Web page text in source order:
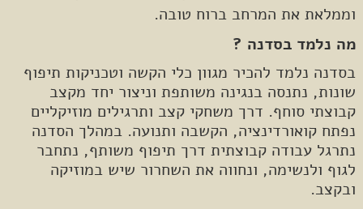
וממלאת את המרחב ברוח טובה.
מה נלמד בסדנה ?
בסדנה נלמד להכיר מגוון כלי הקשה וטכניקות תיפוף
שונות, נתנסה בנגינה משותפת וניצור יחד מקצב
קבוצתי סוחף. דרך משחקי קצב ותרגילים מוזיקליים
נפתח קואורדינציה, הקשבה ותנועה. במהלך הסדנה
נתרגל עבודה קבוצתית דרך תיפוף משותף, נתחבר
לגוף ולנשימה, ונחווה את השחרור שיש במוזיקה
ובקצב.